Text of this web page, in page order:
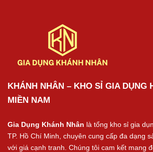
KHÁNH NHÂN – KHO SỈ GIA DỤNG
MIỀN NAM
Gia Dụng Khánh Nhân là tổng kho sỉ gia
TP. Hồ Chí Minh, chuyên cung cấp đa dạng
với giá cạnh tranh. Chúng tôi cam kết mang